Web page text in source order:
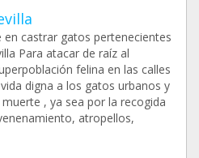
castrar gatos pertenecientes
Para atacar de raíz al
felina en las calles
digna a los gatos urbanos y
, ya sea por la recogida
atropellos,